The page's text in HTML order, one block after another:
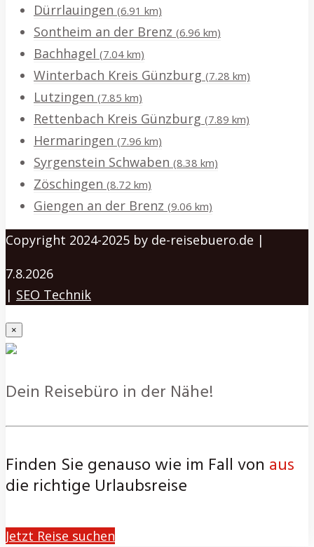
Dürrlauingen (6.91 km)
Sontheim an der Brenz (6.96 km)
Bachhagel (7.04 km)
Winterbach Kreis Günzburg (7.28 km)
Lutzingen (7.85 km)
Rettenbach Kreis Günzburg (7.89 km)
Hermaringen (7.96 km)
Syrgenstein Schwaben (8.38 km)
Zöschingen (8.72 km)
Giengen an der Brenz (9.06 km)
Copyright 2024-2025 by de-reisebuero.de |
7.8.2026
| SEO Technik
×
Dein Reisebüro in der Nähe!
Finden Sie genauso wie im Fall von aus
die richtige Urlaubsreise
Jetzt Reise suchen